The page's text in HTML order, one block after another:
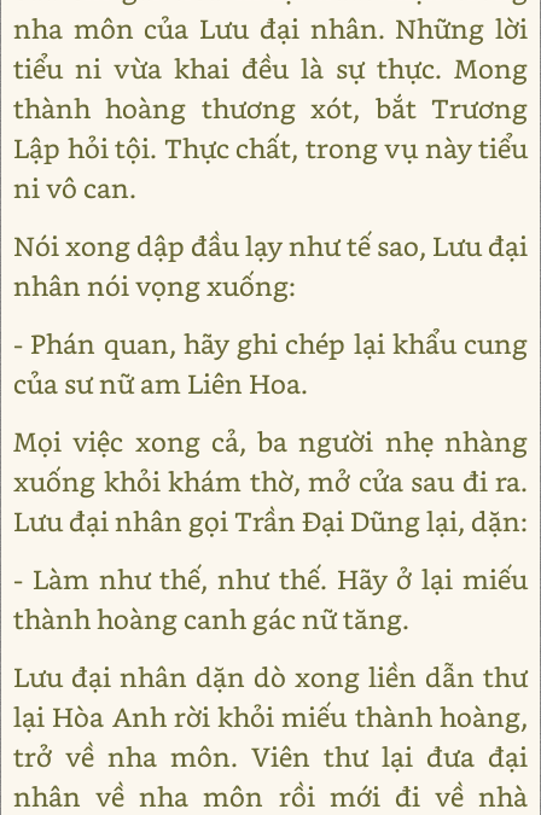
nha môn của Lưu đại nhân. Những lời
tiểu ni vừa khai đều là sự thực. Mong
thành hoàng thương xót, bắt Trương
Lập hỏi tội. Thực chất, trong vụ này tiểu
ni vô can.
Nói xong dập đầu lạy như tế sao, Lưu đại
nhân nói vọng xuống:
- Phán quan, hãy ghi chép lại khẩu cung
của sư nữ am Liên Hoa.
Mọi việc xong cả, ba người nhẹ nhàng
xuống khỏi khám thờ, mở cửa sau đi ra.
Lưu đại nhân gọi Trần Đại Dũng lại, dặn:
- Làm như thế, như thế. Hãy ở lại miếu
thành hoàng canh gác nữ tăng.
Lưu đại nhân dặn dò xong liền dẫn thư
lại Hòa Anh rời khỏi miếu thành hoàng,
trở về nha môn. Viên thư lại đưa đại
nhân về nha môn rồi mới đi về nhà